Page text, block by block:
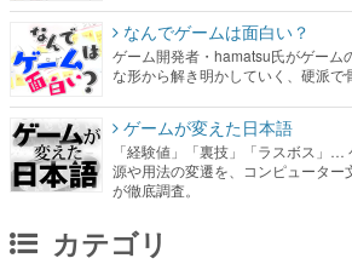
なんでゲームは面白い？
ゲーム開発者・hamatsu氏がゲーム
な形から解き明かしていく、硬派で
ゲームが変えた日本語
「経験値」「裏技」「ラスボス」
源や用法の変遷を、コンピューター
が徹底調査。
カテゴリ